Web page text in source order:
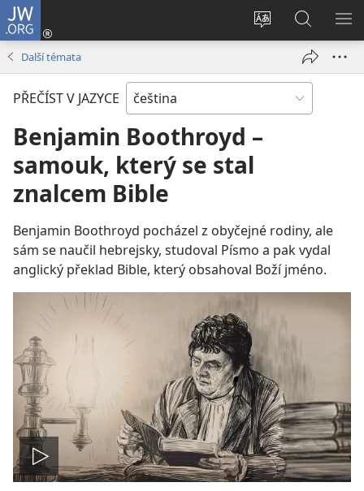
JW.ORG
Změnit
stránek
Přihlásit
se
okno)
Hledat
na
JW.ORG
Další témata
PŘEČÍST V JAZYCE
Benjamin Boothroyd –
samouk, který se stal
znalcem Bible
Benjamin Boothroyd pocházel z obyčejné rodiny, ale
sám se naučil hebrejsky, studoval Písmo a pak vydal
anglický překlad Bible, který obsahoval Boží jméno.
Přehrát